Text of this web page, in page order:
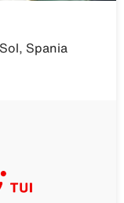
Spania